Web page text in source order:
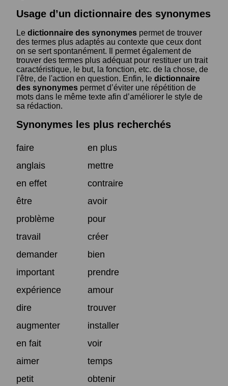
Usage d’un dictionnaire des synonymes
Le dictionnaire des synonymes permet de trouver
des termes plus adaptés au contexte que ceux dont
on se sert spontanément. Il permet également de
trouver des termes plus adéquat pour restituer un trait
caractéristique, le but, la fonction, etc. de la chose, de
l'être, de l'action en question. Enfin, le dictionnaire
des synonymes permet d’éviter une répétition de
mots dans le même texte afin d’améliorer le style de
sa rédaction.
Synonymes les plus recherchés
faire
en plus
anglais
mettre
en effet
contraire
être
avoir
problème
pour
travail
créer
demander
bien
important
prendre
expérience
amour
dire
trouver
augmenter
installer
en fait
voir
aimer
temps
petit
obtenir